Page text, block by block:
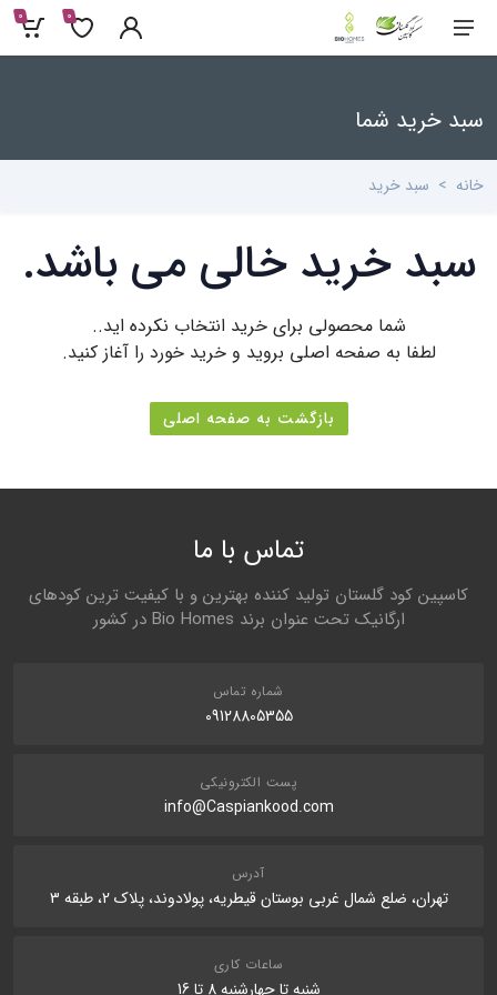
0
0
سبد خرید شما
خانه سبد خرید
سبد خرید خالی می باشد.
شما محصولی برای خرید انتخاب نکرده اید..
لطفا به صفحه اصلی بروید و خرید خورد را آغاز کنید.
بازگشت به صفحه اصلی
تماس با ما
کاسپین کود گلستان تولید کننده بهترین و با کیفیت ترین کودهای
ارگانیک تحت عنوان برند Bio Homes در کشور
شماره تماس
09128805355
پست الکترونیکی
info@Caspiankood.com
آدرس
تهران، ضلع شمال غربی بوستان قیطریه، پولادوند، پلاک 2، طبقه 3
ساعات کاری
شنبه تا چهارشنبه 8 تا 16